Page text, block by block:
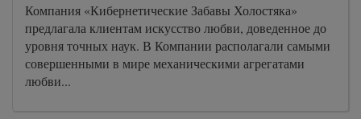
Компания «Кибернетические Забавы Холостяка»
предлагала клиентам искусство любви, доведенное до
уровня точных наук. В Компании располагали самыми
совершенными в мире механическими агрегатами
любви...